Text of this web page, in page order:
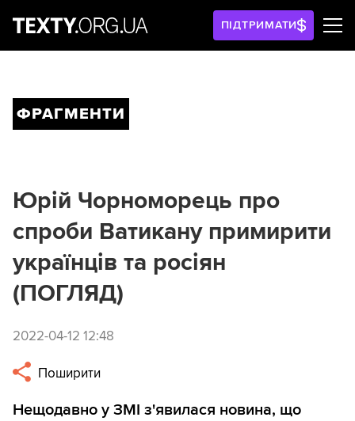
ПІДТРИМАТИ
ФРАГМЕНТИ
Юрій Чорноморець про
спроби Ватикану примирити
українців та росіян
(ПОГЛЯД)
2022-04-12 12:48
Поширити
Нещодавно у ЗМІ з'явилася новина, що